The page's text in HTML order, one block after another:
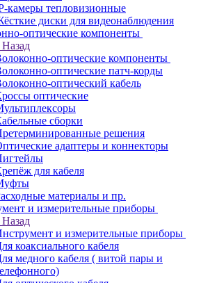
камеры тепловизионные
диски для видеонаблюдения
оптические компоненты
Назад
оптические компоненты
оптические патч-корды
оптический кабель
оптические
сборки
решения
адаптеры и коннекторы
для кабеля
материалы и пр.
и измерительные приборы
Назад
и измерительные приборы
коаксиального кабеля
медного кабеля ( витой пары и